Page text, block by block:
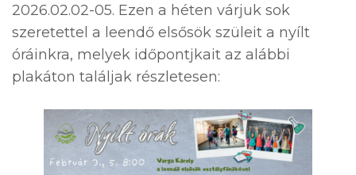
2026.02.02-05. Ezen a héten várjuk sok
szeretettel a leendő elsősök szüleit a nyílt
óráinkra, melyek időpontjkait az alábbi
plakáton találjak részletesen: